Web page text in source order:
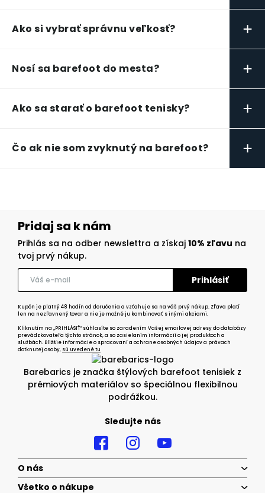
Ako si vybrať správnu veľkosť? +
Nosí sa barefoot do mesta? +
Ako sa starať o barefoot tenisky? +
Čo ak nie som zvyknutý na barefoot? +
Barebarics je značka štýlových barefoot tenisiek z
prémiových materiálov so špeciálnou flexibilnou
podrážkou.
Sledujte nás
Pridaj sa k nám
Prihlás sa na odber newslettra a získaj 10% zľavu na
tvoj prvý nákup.
Kupón je platný 48 hodín od doručenia a vzťahuje sa na váš prvý nákup. Zľava platí
len na nezľavnený tovar a nie je možné ju kombinovať s inými akciami.
Kliknutím na „PRIHLÁSIŤ“ súhlasíte so zaradením Vašej emailovej adresy do databázy
prevádzkovateľa týchto stránok, a so zasielaním informácií o jej produktoch a
službách. Bližšie informácie o spracovaní a ochrane osobných údajov a právach
dotknutej osoby, sú uvedené tu
O nás
Všetko o nákupe